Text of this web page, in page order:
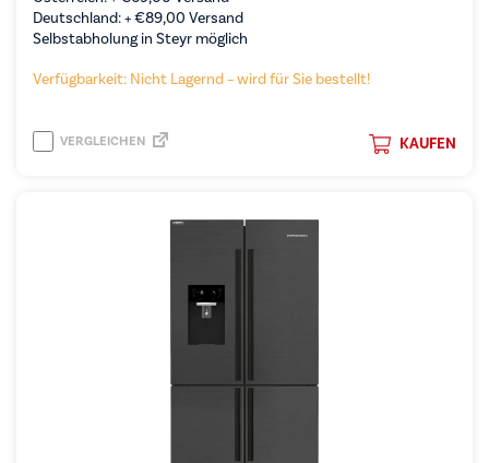
Deutschland: +€89,00 Versand
Selbstabholung in Steyr möglich
Verfügbarkeit: Nicht Lagernd – wird für Sie bestellt!
KAUFEN
VERGLEICHEN